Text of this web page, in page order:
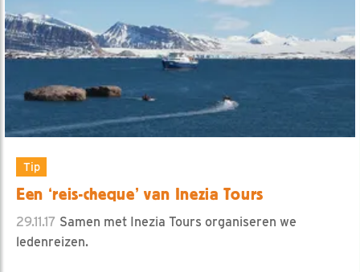
Tip
Een ‘reis-cheque’ van Inezia Tours
29.11.17 Samen met Inezia Tours organiseren we
ledenreizen.